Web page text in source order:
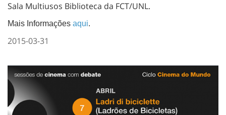
Sala Multiusos Biblioteca da FCT/UNL.
Mais Informações aqui.
2015-03-31